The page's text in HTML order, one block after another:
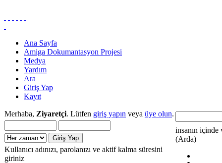
Ana Sayfa
Amiga Dokumantasyon Projesi
Medya
Yardım
Ara
Giriş Yap
Kayıt
Merhaba, Ziyaretçi. Lütfen giriş yapın veya üye olun.
Kullanıcı adınızı, parolanızı ve aktif kalma süresini
giriniz
insanın içinde
(Arda)